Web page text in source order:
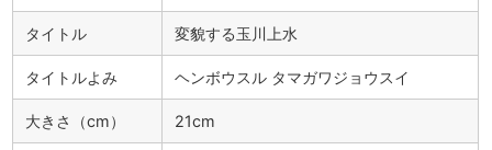
タイトル 変貌する玉川上水
タイトルよみ ヘンボウスル タマガワジョウスイ
大きさ（cm） 21cm